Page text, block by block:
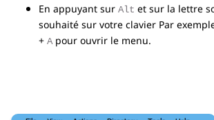
En appuyant sur Alt et sur la lettre
souhaité sur votre clavier Par
+ Apour ouvrir le menu.